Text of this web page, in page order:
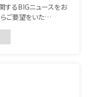
するBIGニュースをお
らご要望をいた…